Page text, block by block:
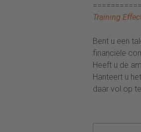
Training
Bent u een
financiële
Heeft u de
Hanteert u
daar vol op